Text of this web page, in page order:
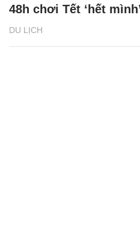
DU LỊCH
48h chơi Tết ‘hết